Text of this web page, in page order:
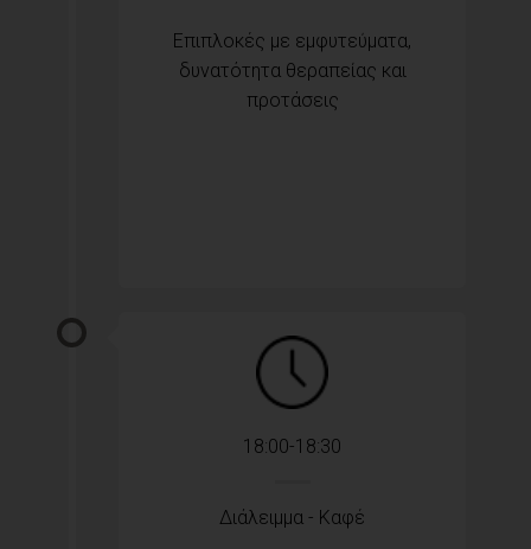
Επιπλοκές με εμφυτεύματα,
δυνατότητα θεραπείας και
προτάσεις
18:00-18:30
Διάλειμμα - Καφέ